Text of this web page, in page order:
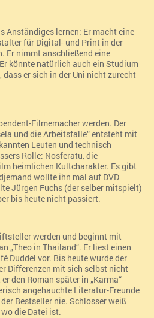
Anständiges lernen: Er macht eine
für Digital- und Print in der
Er nimmt anschließend eine
Er könnte natürlich auch ein Studium
dass er sich in der Uni nicht zurecht
Filmemacher werden. Der
und die Arbeitsfalle“ entsteht mit
Leuten und technisch
Rolle: Nosferatu, die
heimlichen Kultcharakter. Es gibt
wollte ihn mal auf DVD
Jürgen Fuchs (der selber mitspielt)
bis heute nicht passiert.
werden und beginnt mit
„Theo in Thailand“. Er liest einen
Duddel vor. Bis heute wurde der
Differenzen mit sich selbst nicht
den Roman später in „Karma“
angehauchte Literatur-Freunde
Bestseller nie. Schlosser weiß
die Datei ist.